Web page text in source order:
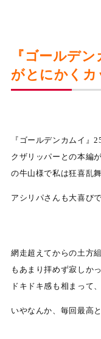
『ゴールデ
がとにかくカ
『ゴールデンカムイ』
クザリッパーとの本編
の牛山様で私は狂喜乱舞
アシリパさんも大喜びで
網走超えてからの土方
もあまり拝めず寂しか
ドキドキ感も相まって
いやなんか、毎回最高